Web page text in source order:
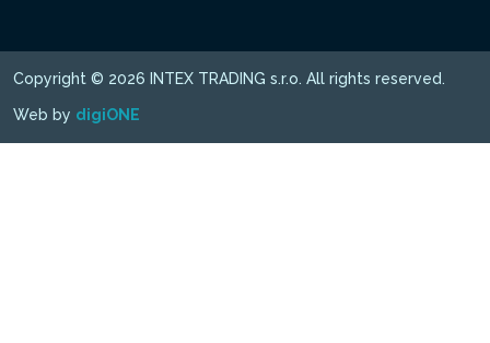
Copyright © 2026 INTEX TRADING s.r.o. All rights reserved.
Web by digiONE